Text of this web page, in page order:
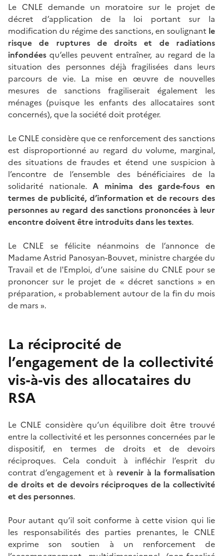
Le CNLE demande un moratoire sur le projet de
décret d’application de la loi portant sur la
modification du régime des sanctions, en soulignant le
risque de ruptures de droits et de radiations
infondées qu’elles peuvent entraîner, au regard de la
situation des personnes déjà fragilisées dans leurs
parcours de vie. La mise en œuvre de nouvelles
mesures de sanctions fragiliserait également les
ménages (puisque les enfants des allocataires sont
concernés), que la société doit protéger.
Le CNLE considère que ce renforcement des sanctions
est disproportionné au regard du volume, marginal,
des situations de fraudes et étend une suspicion à
l’encontre de l’ensemble des bénéficiaires de la
solidarité nationale.A minima des garde-fous en
termes de publicité, d’information et de recours des
personnes au regard des sanctions prononcées à leur
encontre doivent être introduits dans les textes.
Le CNLE se félicite néanmoins de l’annonce de
Madame Astrid Panosyan-Bouvet, ministre chargée du
Travail et de l'Emploi, d’une saisine du CNLE pour se
prononcer sur le projet de « décret sanctions » en
préparation, « probablement autour de la fin du mois
de mars ».
La réciprocité de
l’engagement de la collectivité
vis-à-vis des allocataires du
RSA
Le CNLE considère qu’un équilibre doit être trouvé
entre la collectivité et les personnes concernées par le
dispositif, en termes de droits et de devoirs
réciproques. Cela conduit à infléchir l’esprit du
contrat d’engagement et à revenir à la formalisation
de droits et de devoirs réciproques de la collectivité
et des personnes.
Pour autant qu’il soit conforme à cette vision qui lie
les responsabilités des parties prenantes, le CNLE
exprime son soutien à un renforcement de